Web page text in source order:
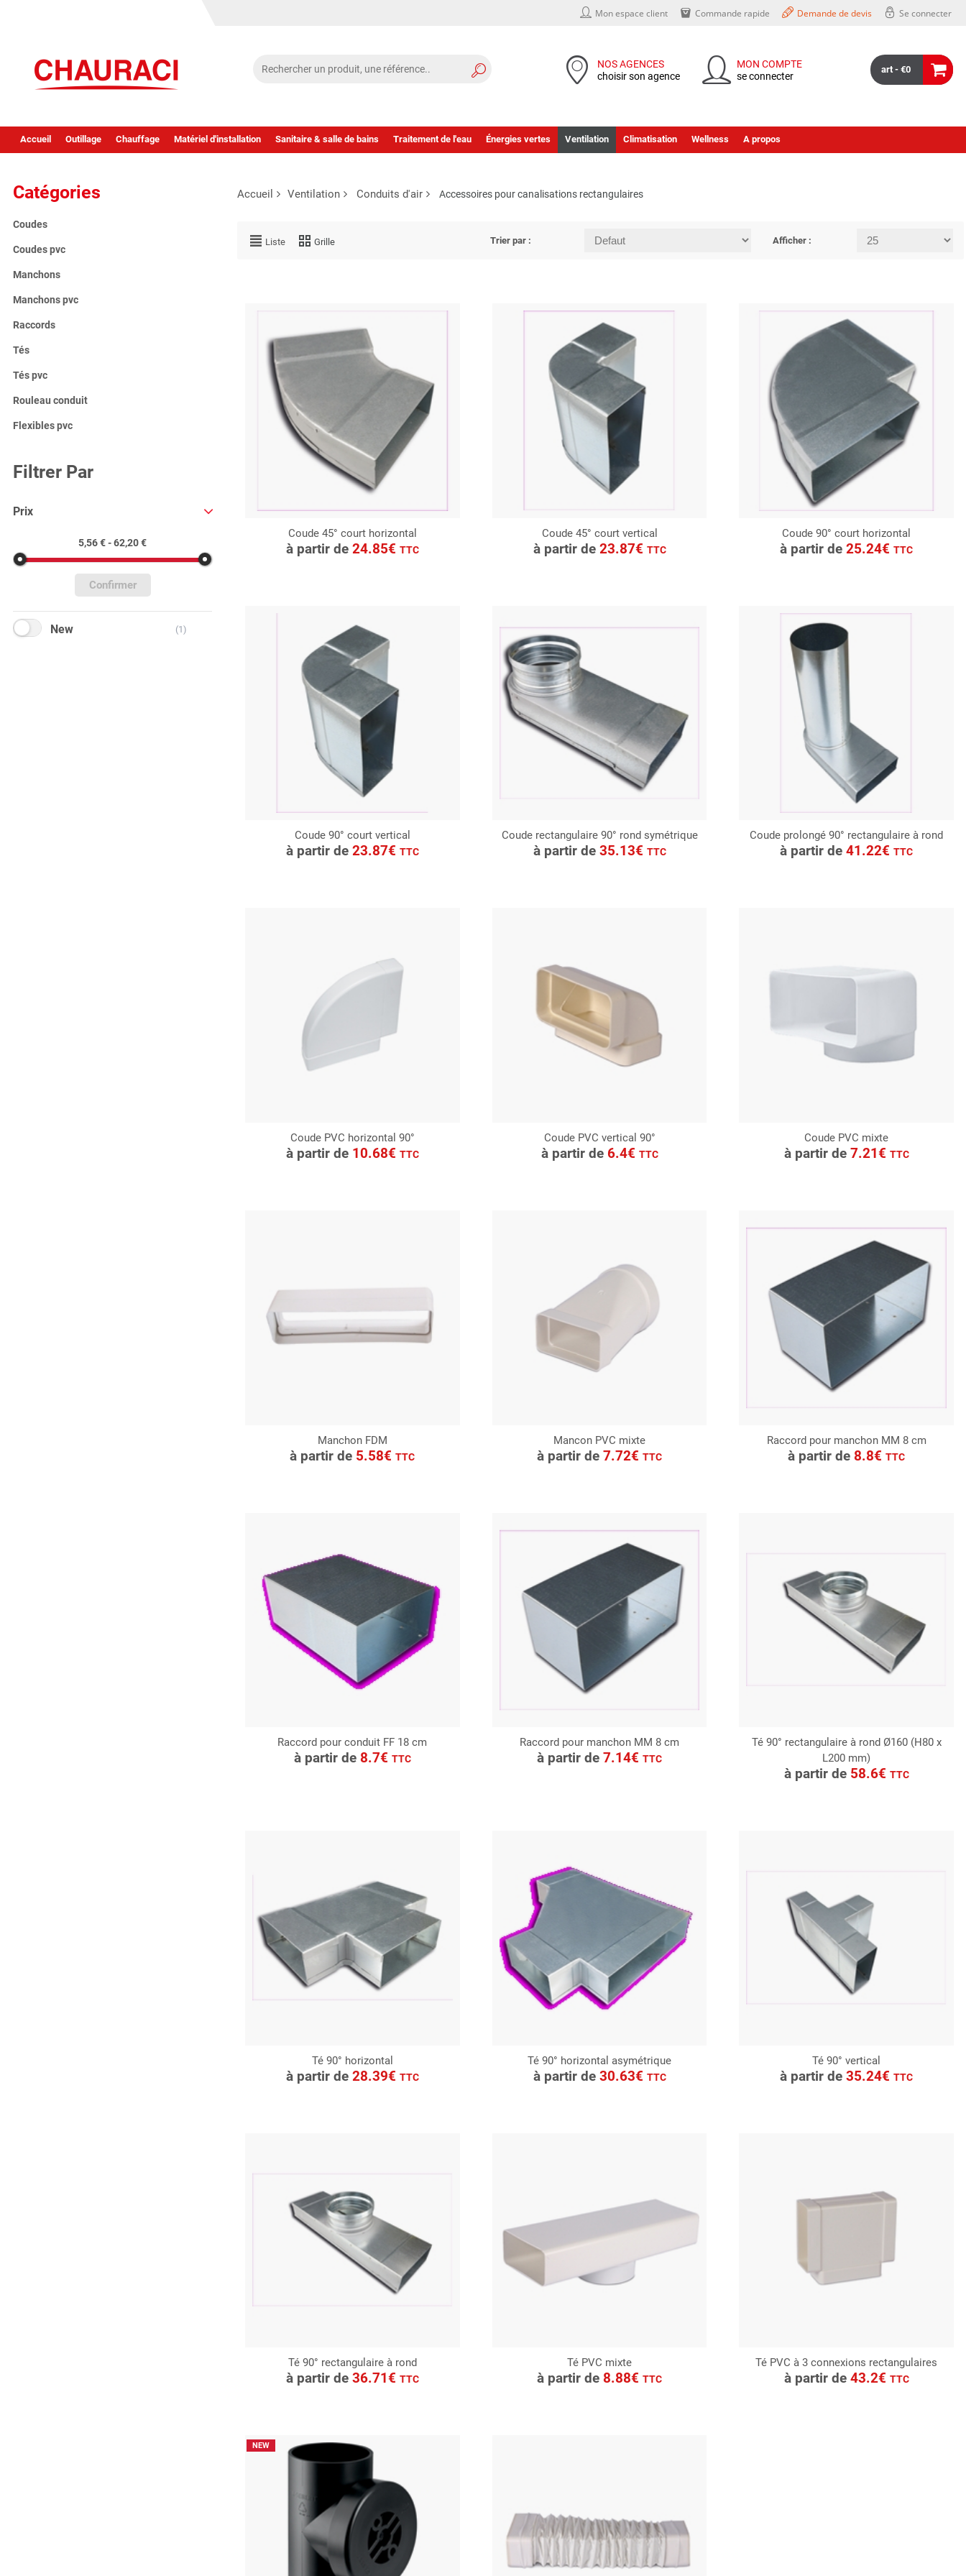
Mon espace client Commande rapide Demande de devis Se connecter
NOS AGENCES
choisir son agence
MON COMPTE
se connecter
art - €0
Accueil Outillage Chauffage Matériel d'installation Sanitaire & salle de bains Traitement de l'eau Énergies vertes Ventilation Climatisation Wellness A propos
Catégories
Coudes
Coudes pvc
Manchons
Manchons pvc
Raccords
Tés
Tés pvc
Rouleau conduit
Flexibles pvc
Filtrer Par
Prix
5,56 € - 62,20 €
Confirmer
New (1)
Accueil Ventilation Conduits d'air Accessoires pour canalisations rectangulaires
Liste Grille Trier par : Afficher :
Coude 45° court horizontal
à partir de 24.85€ TTC
CONSULTER
Demande de devis
Coude 45° court vertical
à partir de 23.87€ TTC
CONSULTER
Demande de devis
Coude 90° court horizontal
à partir de25.24€TTC
CONSULTER
Demande de devis
Coude 90° court vertical
à partir de 23.87€ TTC
CONSULTER
Demande de devis
Coude rectangulaire 90° rond symétrique
à partir de 35.13€ TTC
CONSULTER
Demande de devis
Coude prolongé 90° rectangulaire à rond
à partir de41.22€TTC
CONSULTER
Demande de devis
Coude PVC horizontal 90°
à partir de 10.68€ TTC
CONSULTER
Demande de devis
Coude PVC vertical 90°
à partir de 6.4€ TTC
CONSULTER
Demande de devis
Coude PVC mixte
à partir de 7.21€ TTC
CONSULTER
Demande de devis
Manchon FDM
à partir de 5.58€TTC
CONSULTER
Demande de devis
Mancon PVC mixte
à partir de7.72€TTC
CONSULTER
Demande de devis
Raccord pour manchon MM 8 cm
à partir de 8.8€TTC
CONSULTER
Demande de devis
Raccord pour conduit FF 18 cm
à partir de 8.7€ TTC
CONSULTER
Demande de devis
Raccord pour manchon MM 8 cm
à partir de7.14€TTC
CONSULTER
Demande de devis
Té 90° rectangulaire à rond Ø160 (H80 x
L200 mm)
à partir de 58.6€ TTC
CONSULTER
Demande de devis
Té 90° horizontal
à partir de 28.39€ TTC
CONSULTER
Demande de devis
Té 90° horizontal asymétrique
à partir de 30.63€ TTC
CONSULTER
Demande de devis
Té 90° vertical
à partir de35.24€TTC
CONSULTER
Demande de devis
Té 90° rectangulaire à rond
à partir de 36.71€ TTC
CONSULTER
Demande de devis
Té PVC mixte
à partir de 8.88€TTC
CONSULTER
Demande de devis
Té PVC à 3 connexions rectangulaires
à partir de 43.2€ TTC
CONSULTER
Demande de devis
NEW